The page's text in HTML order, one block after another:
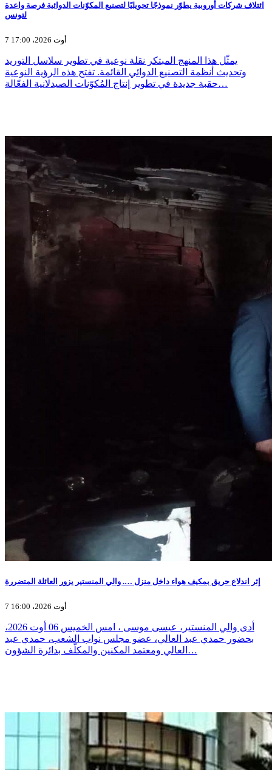
ائتلاف شركات أوروبية يطوّر نموذجًا تحويليًا لتصنيع المكوّنات الدوائية فرصة واعدة
لتونس
7 أوت 2026، 17:00
يمثّل هذا المنهج المبتكر نقلة نوعية في تطوير سلاسل التوريد
وتحديث أنظمة التصنيع الدوائي القائمة. تفتح هذه الرؤية النوعية
حقبة جديدة في تطوير إنتاج المُكوّنات الصيدلانية الفعّالة…
إثر اندلاع حريق بمكيف هواء داخل منزل …. والي المنستير يزور العائلة المتضررة
7 أوت 2026، 16:00
أدى والي المنستير، عيسى موسى ، امس الخميس 06 أوت 2026،
بحضور حمدي عبد العالي، عضو مجلس نواب الشعب، حمدي عبد
العالي ومعتمد المكنين والمكلّف بدائرة الشؤون…